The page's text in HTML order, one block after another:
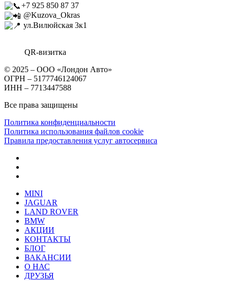
+7 925 850 87 37
@Kuzova_Okras
ул.Вилюйская 3к1
QR-визитка
© 2025 – ООО «Лондон Авто»
ОГРН – 5177746124067
ИНН – 7713447588
Все права защищены
Политика конфиденциальности
Политика использования файлов cookie
Правила предоставления услуг автосервиса
MINI
JAGUAR
LAND ROVER
BMW
АКЦИИ
КОНТАКТЫ
БЛОГ
ВАКАНСИИ
О НАС
ДРУЗЬЯ